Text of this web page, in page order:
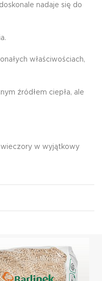
nadaje się do
właściwościach,
źródłem ciepła, ale
w wyjątkowy
CENY
wybrane